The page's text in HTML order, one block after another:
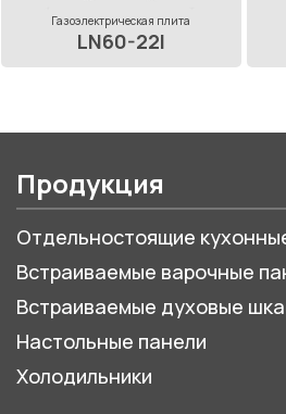
Газоэлектрическая плита
LN60-22I
Продукция
Отдельностоящие
Встраиваемые варочные
Встраиваемые духовые
Настольные панели
Холодильники